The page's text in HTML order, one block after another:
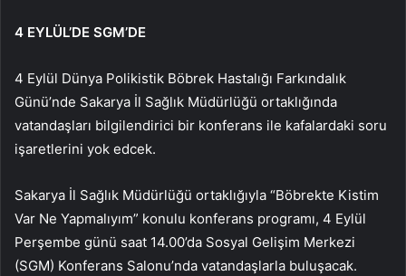
4 EYLÜL’DE SGM’DE
4 Eylül Dünya Polikistik Böbrek Hastalığı Farkındalık
Günü’nde Sakarya İl Sağlık Müdürlüğü ortaklığında
vatandaşları bilgilendirici bir konferans ile kafalardaki soru
işaretlerini yok edcek.
Sakarya İl Sağlık Müdürlüğü ortaklığıyla “Böbrekte Kistim
Var Ne Yapmalıyım” konulu konferans programı, 4 Eylül
Perşembe günü saat 14.00’da Sosyal Gelişim Merkezi
(SGM) Konferans Salonu’nda vatandaşlarla buluşacak.